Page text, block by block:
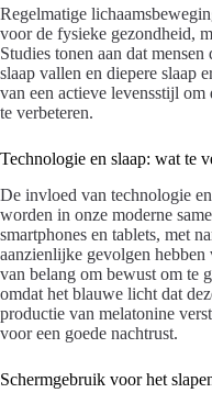
Regelmatige
voor de fysieke gezondheid,
Studies tonen aan dat
slaap vallen en diepere slaap
van een actieve levensstijl
te verbeteren.
Technologie en slaap: wat te
De invloed van technologie
worden in onze moderne
smartphones en tablets, met
aanzienlijke gevolgen
van belang om bewust om te
omdat het blauwe licht dat
productie van melatonine
voor een goede nachtrust.
Schermgebruik voor het